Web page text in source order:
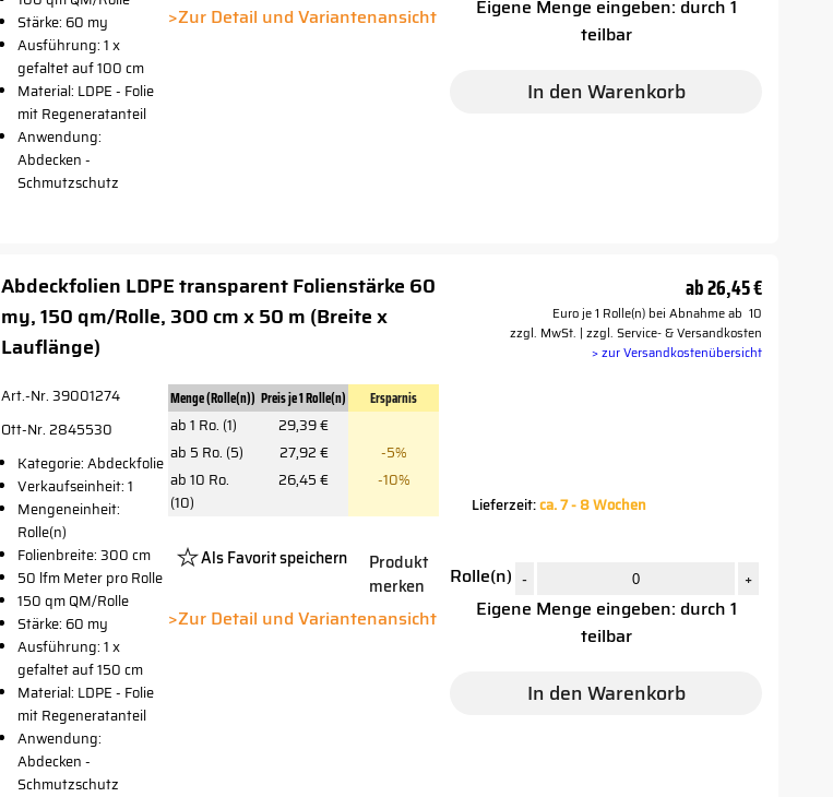
Stärke: 60 my
Ausführung: 1 x
gefaltet auf 100 cm
Material: LDPE - Folie
mit Regeneratanteil
Anwendung:
Abdecken -
Schmutzschutz
Button
>Zur Detail und Variantenansicht
Eigene Menge eingeben: durch 1
teilbar
In den Warenkorb
Abdeckfolien LDPE transparent Folienstärke 60
my, 150 qm/Rolle, 300 cm x 50 m (Breite x
Lauflänge)
Art.-Nr. 39001274
Ott-Nr. 2845530
Kategorie: Abdeckfolie
Verkaufseinheit: 1
Mengeneinheit:
Rolle(n)
Folienbreite: 300 cm
50 lfm Meter pro Rolle
150 qm QM/Rolle
Stärke: 60 my
Ausführung: 1 x
gefaltet auf 150 cm
Material: LDPE - Folie
mit Regeneratanteil
Anwendung:
Abdecken -
Schmutzschutz
Menge (Rolle(n)) Preis je 1 Rolle(n)
Ersparnis
ab 1 Ro. (1)
29,39 €
ab 5 Ro. (5)
27,92 €
-5%
ab 10 Ro.
(10)
26,45 € -10%
Als Favorit speichern
Button
Produkt
merken
>Zur Detail und Variantenansicht
ab26,45 €
Euro je 1 Rolle(n) bei Abnahme ab 10
zzgl. MwSt. | zzgl. Service- & Versandkosten
> zur Versandkostenübersicht
Lieferzeit:ca. 7 - 8 Wochen
Rolle(n) - +
Eigene Menge eingeben: durch 1
teilbar
In den Warenkorb